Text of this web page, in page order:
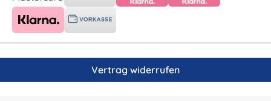
Vertrag widerrufen